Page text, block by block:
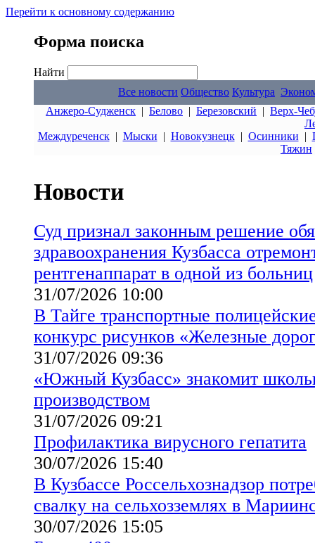
Перейти к основному содержанию
Форма поиска
Найти
Все новости Общество Культура
Анжеро-Судженск | Белово | Березовский | Верх-
Междуреченск| Мыски | Новокузнецк| Осинники |
Тяжин
Новости
Суд признал законным решение
здравоохранения Кузбасса
рентгенаппарат в одной из больниц
31/07/2026 10:00
В Тайге транспортные
конкурс рисунков «Железные
31/07/2026 09:36
«Южный Кузбасс» знакомит
производством
31/07/2026 09:21
Профилактика вирусного гепатита
30/07/2026 15:40
В Кузбассе Россельхознадзор
свалку на сельхозземлях в
30/07/2026 15:05